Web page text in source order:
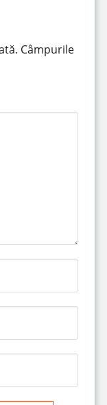
Câmpurile